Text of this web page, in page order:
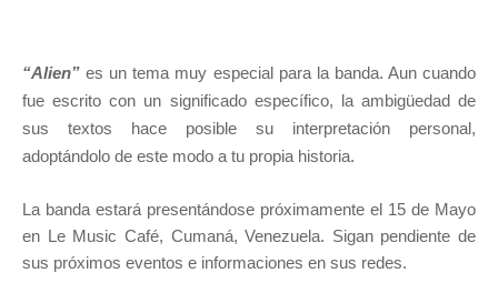
“Alien” es un tema muy especial para la banda. Aun cuando
fue escrito con un significado específico, la ambigüedad de
sus textos hace posible su interpretación personal,
adoptándolo de este modo a tu propia historia.
La banda estará presentándose próximamente el 15 de Mayo
en Le Music Café, Cumaná, Venezuela. Sigan pendiente de
sus próximos eventos e informaciones en sus redes.